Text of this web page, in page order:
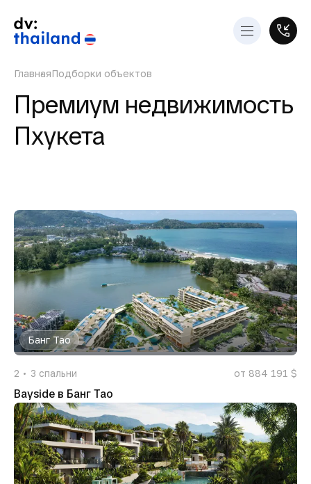
ГлавнаяПодборки объектов
Премиум недвижимость
Пхукета
Банг Тао
2 3 спальни от 884 191 $
Bayside в Банг Тао